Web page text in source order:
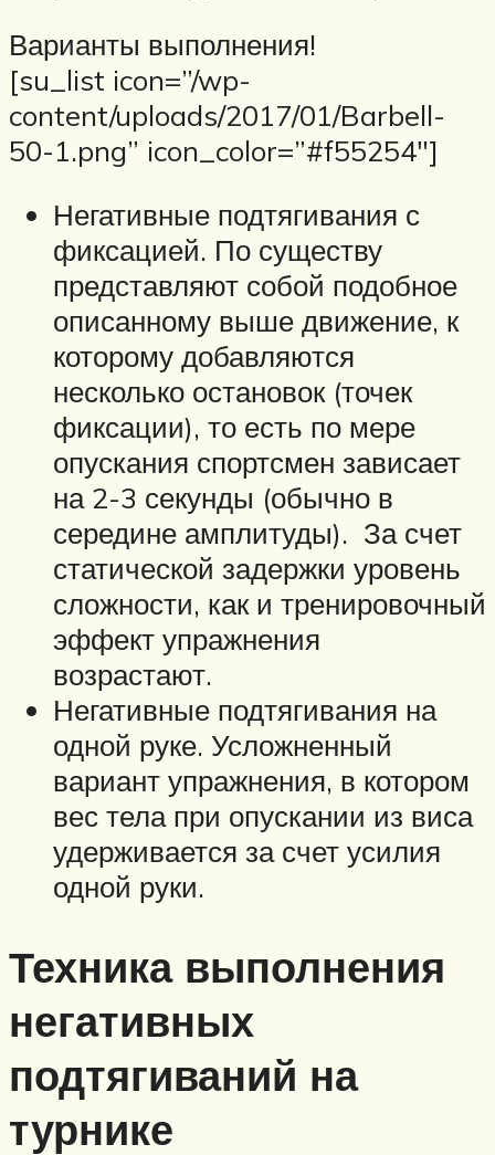
Варианты выполнения!
[su_list icon=”/wp-
content/uploads/2017/01/Barbell-
50-1.png” icon_color=”#f55254″]
Негативные подтягивания с
фиксацией. По существу
представляют собой подобное
описанному выше движение, к
которому добавляются
несколько остановок (точек
фиксации), то есть по мере
опускания спортсмен зависает
на 2-3 секунды (обычно в
середине амплитуды). За счет
статической задержки уровень
сложности, как и тренировочный
эффект упражнения
возрастают.
Негативные подтягивания на
одной руке. Усложненный
вариант упражнения, в котором
вес тела при опускании из виса
удерживается за счет усилия
одной руки.
Техника выполнения
негативных
подтягиваний на
турнике